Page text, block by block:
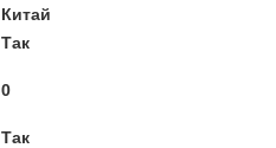
Китай
Так
0
Так